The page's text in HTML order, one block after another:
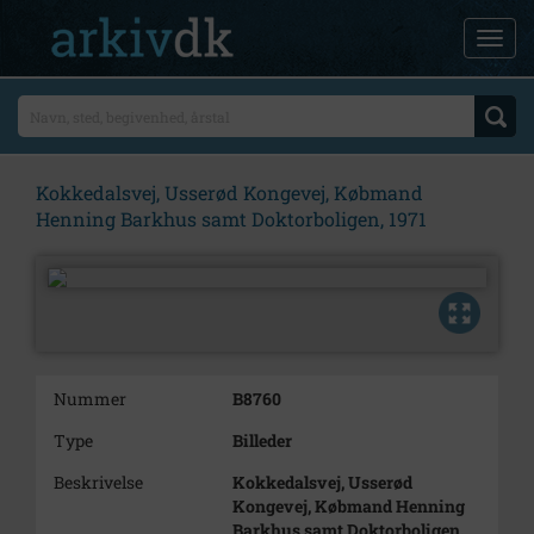
Kokkedalsvej, Usserød Kongevej, Købmand
Henning Barkhus samt Doktorboligen, 1971
Nummer
B8760
Type
Billeder
Beskrivelse
Kokkedalsvej, Usserød
Kongevej, Købmand Henning